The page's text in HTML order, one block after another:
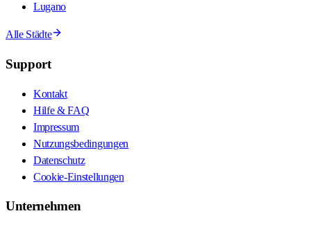
Lugano
Alle Städte
Support
Kontakt
Hilfe & FAQ
Impressum
Nutzungsbedingungen
Datenschutz
Cookie-Einstellungen
Unternehmen